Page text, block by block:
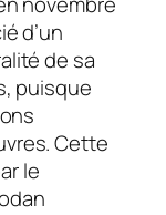
d’un
de sa
puisque
Cette
le